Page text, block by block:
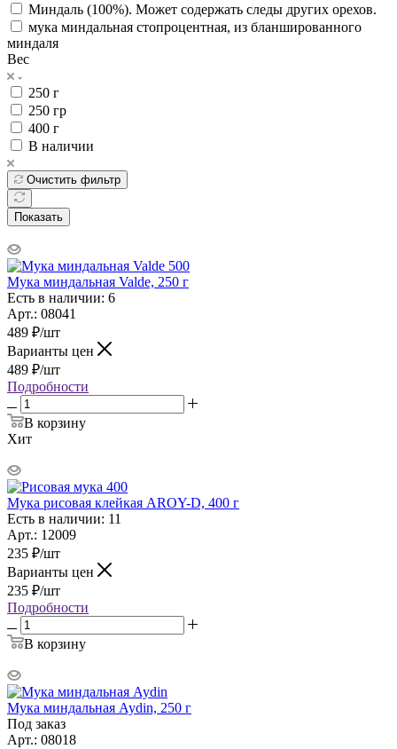
Миндаль (100%). Может содержать следы других орехов.
мука миндальная стопроцентная, из бланшированного
миндаля
Вес
250 г
250 гр
400 г
В наличии
Очистить фильтр
Показать
Мука миндальная Valde, 250 г
Есть в наличии: 6
Арт.: 08041
489 ₽/шт
Варианты цен
489 ₽/шт
Подробности
В корзину
Хит
Мука рисовая клейкая AROY-D, 400 г
Есть в наличии: 11
Арт.: 12009
235 ₽/шт
Варианты цен
235 ₽/шт
Подробности
В корзину
Мука миндальная Aydin, 250 г
Под заказ
Арт.: 08018